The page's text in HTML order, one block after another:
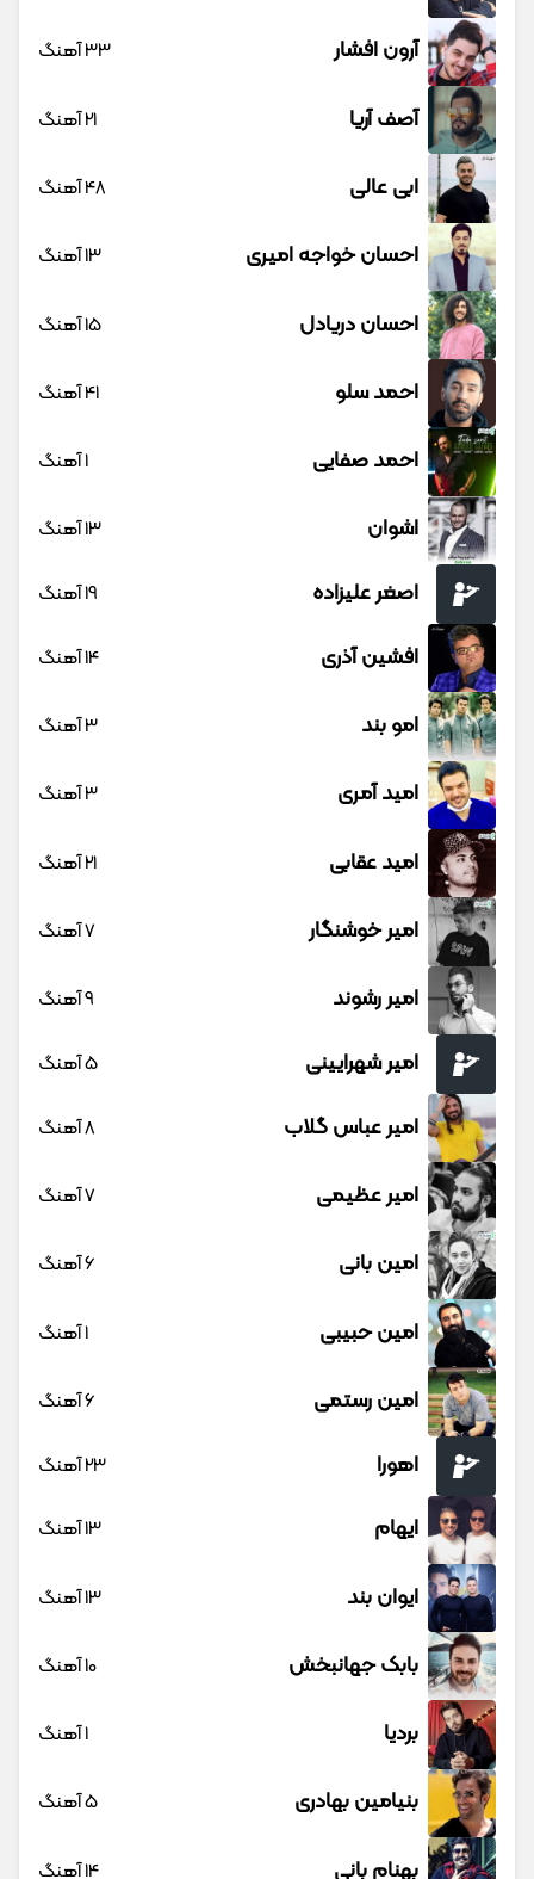
آرون افشار 33 آهنگ
آصف آریا 21 آهنگ
ابی عالی 48 آهنگ
احسان خواجه امیری 13 آهنگ
احسان دریادل 15 آهنگ
احمد سلو 41 آهنگ
احمد صفایی 1 آهنگ
اشوان 13 آهنگ
اصغر علیزاده 19 آهنگ
افشین آذری 14 آهنگ
امو بند 3 آهنگ
امید آمری 3 آهنگ
امید عقابی 21 آهنگ
امیر خوشنگار 7 آهنگ
امیر رشوند 9 آهنگ
امیر شهرایینی 5 آهنگ
امیر عباس گلاب 8 آهنگ
امیر عظیمی 7 آهنگ
امین بانی 6 آهنگ
امین حبیبی 1 آهنگ
امین رستمی 6 آهنگ
اهورا 23 آهنگ
ایهام 13 آهنگ
ایوان بند 13 آهنگ
بابک جهانبخش 10 آهنگ
بردیا 1 آهنگ
بنیامین بهادری 5 آهنگ
بهنام بانی 14 آهنگ